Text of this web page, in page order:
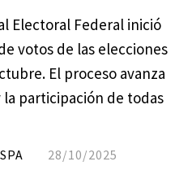
Electoral Federal inició
votos de las elecciones
El proceso avanza
participación de todas
28/10/2025